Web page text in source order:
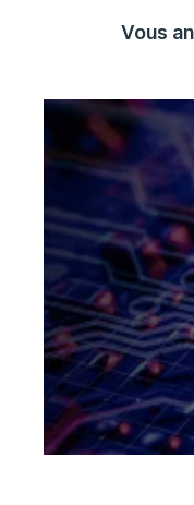
Vous
Pentests
Testez vos
failles avant
y au plus vite
menaces